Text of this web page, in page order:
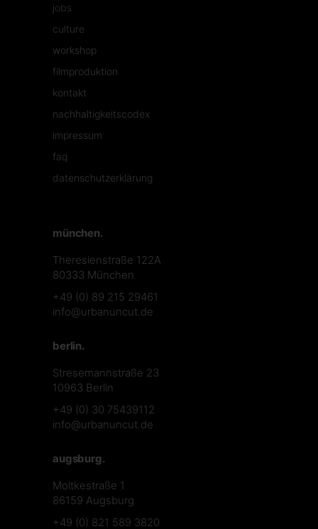
jobs
culture
workshop
filmproduktion
kontakt
nachhaltigkeitscodex
impressum
faq
datenschutzerklärung
münchen.
Theresienstraße 122A
80333 München
+49 (0) 89 215 29461
info@urbanuncut.de
berlin.
Stresemannstraße 23
10963 Berlin
+49 (0) 30 75439112
info@urbanuncut.de
augsburg.
Moltkestraße 1
86159 Augsburg
+49 (0) 821 589 3820